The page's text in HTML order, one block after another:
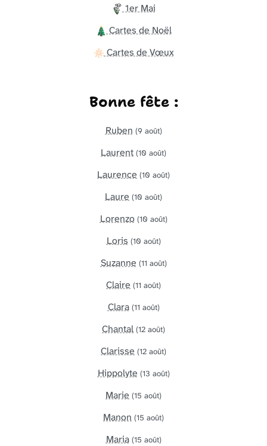
1er Mai
Cartes de Noël
Cartes de Vœux
Bonne fête :
Ruben (9 août)
Laurent (10 août)
Laurence (10 août)
Laure (10 août)
Lorenzo (10 août)
Loris (10 août)
Suzanne (11 août)
Claire (11 août)
Clara (11 août)
Chantal (12 août)
Clarisse (12 août)
Hippolyte (13 août)
Marie (15 août)
Manon (15 août)
Maria (15 août)